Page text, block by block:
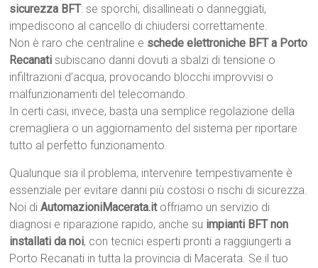
sicurezza BFT: se sporchi, disallineati o danneggiati,
impediscono al cancello di chiudersi correttamente.
Non è raro che centraline e schede elettroniche BFT a Porto
Recanati subiscano danni dovuti a sbalzi di tensione o
infiltrazioni d’acqua, provocando blocchi improvvisi o
malfunzionamenti del telecomando.
In certi casi, invece, basta una semplice regolazione della
cremagliera o un aggiornamento del sistema per riportare
tutto al perfetto funzionamento.
Qualunque sia il problema, intervenire tempestivamente è
essenziale per evitare danni più costosi o rischi di sicurezza.
Noi diAutomazioniMacerata.itoffriamo un servizio di
diagnosi e riparazione rapido, anche su impianti BFT non
installati da noi, con tecnici esperti pronti a raggiungerti a
Porto Recanati in tutta la provincia di Macerata. Se il tuo